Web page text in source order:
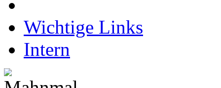
Wichtige Links
Intern